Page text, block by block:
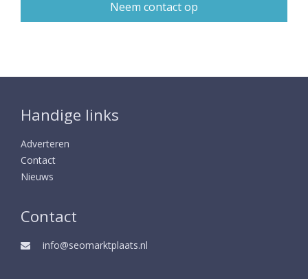
Handige links
Adverteren
Contact
Nieuws
Contact
info@seomarktplaats.nl